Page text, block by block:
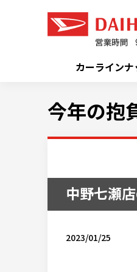
カーラインナ
今年の抱
中野七瀬
2023/01/25